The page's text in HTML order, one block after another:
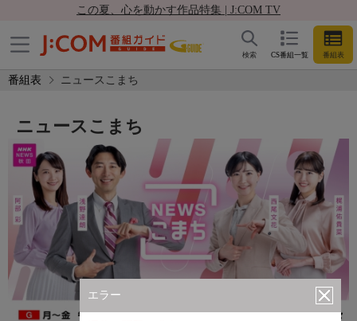
この夏、心を動かす作品特集 | J:COM TV
CS番組一覧 番組表
検索
番組表 ニュースこまち
エラー
ニュースこまち